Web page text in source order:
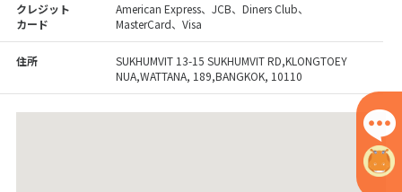
クレジット
カード
American Express、JCB、Diners Club、
MasterCard、Visa
住所
SUKHUMVIT 13-15 SUKHUMVIT RD,KLONGTOEY
NUA,WATTANA, 189,BANGKOK, 10110